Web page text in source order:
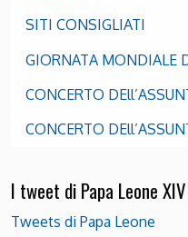
SITI CONSIGLIATI
GIORNATA MONDIALE
CONCERTO
CONCERTO
I tweet di Papa Leone XIV
Tweets di Papa Leone